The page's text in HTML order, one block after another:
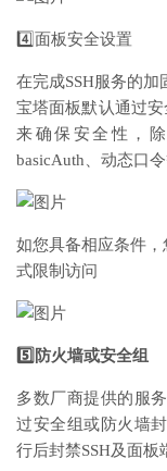
4️⃣面板安全设置
在完成SSH服务的加
宝塔面板默认通过
来确保安全性，
basicAuth、动态口
如您具备相应条件
式限制访问
5️⃣防火墙或安全组
多数厂商提供的服
过安全组或防火墙
行后封禁SSH及面板